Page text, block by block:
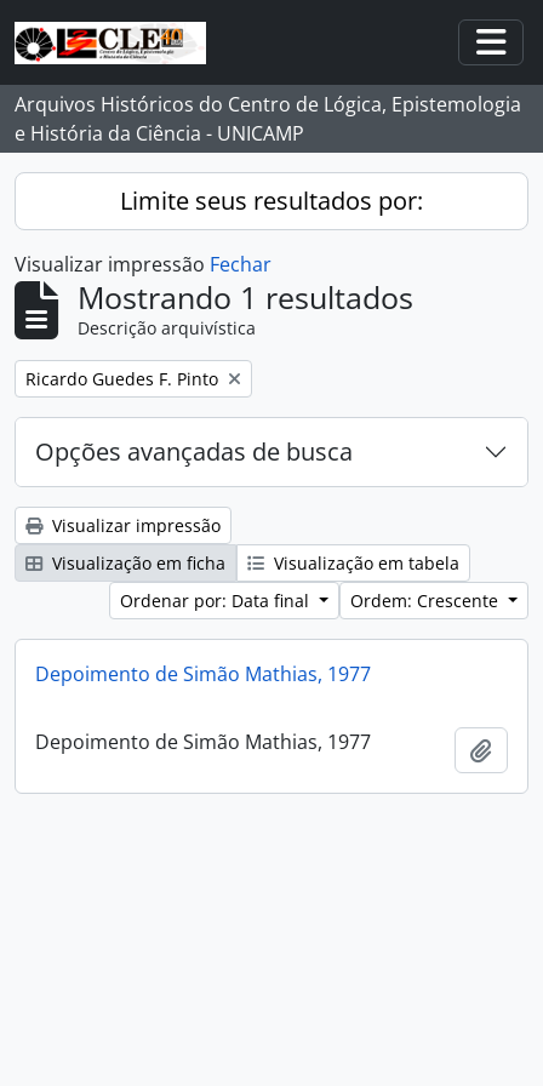
Skip to main content
Arquivos Históricos do Centro de Lógica, Epistemologia
e História da Ciência - UNICAMP
Limite seus resultados por:
Visualizar impressão Fechar
Mostrando 1 resultados
Descrição arquivística
Remover filtro:
Ricardo Guedes F. Pinto
Opções avançadas de busca
Visualizar impressão
Visualização em ficha
Visualização em tabela
Ordenar por: Data final
Ordem: Crescente
Depoimento de Simão Mathias, 1977
Depoimento de Simão Mathias, 1977